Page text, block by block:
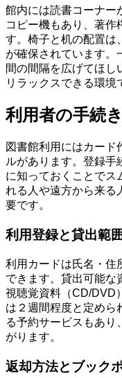
館内には読書コーナー
コピー機もあり、著作
す。椅子と机の配置は
が確保されています。
間の間隔を広げてほし
リラックスできる環境
利用者の手続
図書館利用にはカード
ルがあります。登録手
に知っておくことでス
れる人や遠方から来る
要です。
利用登録と貸出範囲
利用カードは氏名・住
できます。貸出可能な
視聴覚資料（CD/DVD
は２週間程度と定めら
る予約サービスもあり
がります。
返却方法とブック